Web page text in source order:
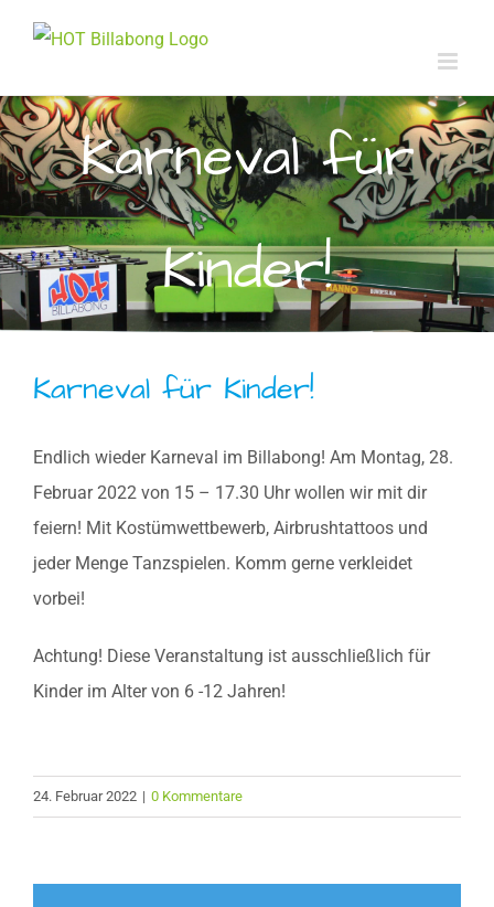
Karneval für
Kinder!
Karneval für Kinder!
Endlich wieder Karneval im Billabong! Am Montag, 28.
Februar 2022 von 15 – 17.30 Uhr wollen wir mit dir
feiern! Mit Kostümwettbewerb, Airbrushtattoos und
jeder Menge Tanzspielen. Komm gerne verkleidet
vorbei!
Achtung! Diese Veranstaltung ist ausschließlich für
Kinder im Alter von 6 -12 Jahren!
24. Februar 2022 | 0 Kommentare